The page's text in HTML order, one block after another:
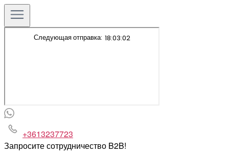
+3613237723
Запросите сотрудничество B2B!